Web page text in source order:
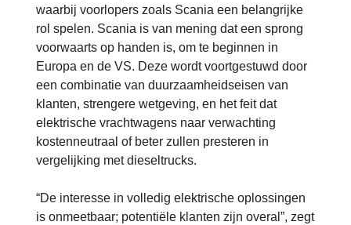
waarbij voorlopers zoals Scania een belangrijke
rol spelen. Scania is van mening dat een sprong
voorwaarts op handen is, om te beginnen in
Europa en de VS. Deze wordt voortgestuwd door
een combinatie van duurzaamheidseisen van
klanten, strengere wetgeving, en het feit dat
elektrische vrachtwagens naar verwachting
kostenneutraal of beter zullen presteren in
vergelijking met dieseltrucks.
“De interesse in volledig elektrische oplossingen
is onmeetbaar; potentiële klanten zijn overal”, zegt